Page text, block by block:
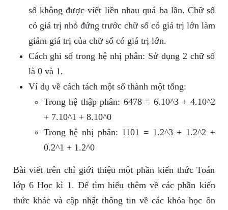
số không được viết liền nhau quá ba lần. Chữ số
có giá trị nhỏ đứng trước chữ số có giá trị lớn làm
giảm giá trị của chữ số có giá trị lớn.
Cách ghi số trong hệ nhị phân: Sử dụng 2 chữ số
là 0 và 1.
Ví dụ về cách tách một số thành một tổng:
Trong hệ thập phân: 6478 = 6.10^3 + 4.10^2
+ 7.10^1 + 8.10^0
Trong hệ nhị phân: 1101 = 1.2^3 + 1.2^2 +
0.2^1 + 1.2^0
Bài viết trên chỉ giới thiệu một phần kiến thức Toán
lớp 6 Học kì 1. Để tìm hiểu thêm về các phần kiến
thức khác và cập nhật thông tin về các khóa học ôn